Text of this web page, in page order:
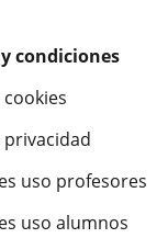
condiciones
uso profesores
uso alumnos